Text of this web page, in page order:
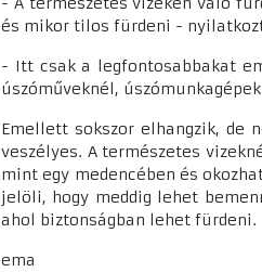
és mikor tilos fürdeni -
- Itt csak a legfontosabbakat
úszóműveknél,
Emellett sokszor elhangzik, de
veszélyes. A természetes
mint egy medencében és
jelöli, hogy meddig lehet
ahol biztonságban lehet fürdeni.
ema